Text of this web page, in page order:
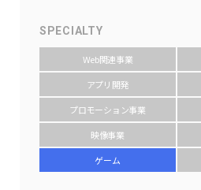
SPECIALTY
Web関連事業
アプリ開発
プロモーション事業
映像事業
ゲーム